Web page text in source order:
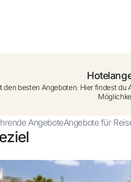
den besten Angeboten. Hier findest
AngeboteAngebote für